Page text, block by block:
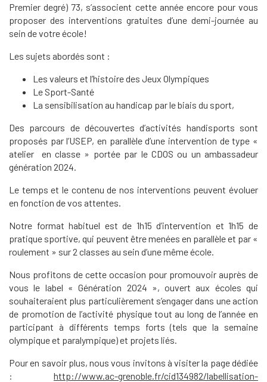
Premier degré) 73, s’associent cette année encore pour vous
proposer des interventions gratuites d’une demi-journée au
sein de votre école!
Les sujets abordés sont :
Les valeurs et l’histoire des Jeux Olympiques
Le Sport-Santé
La sensibilisation au handicap par le biais du sport,
Des parcours de découvertes d’activités handisports sont
proposés par l’USEP, en parallèle d’une intervention de type «
atelier en classe » portée par le CDOS ou un ambassadeur
génération 2024.
Le temps et le contenu de nos interventions peuvent évoluer
en fonction de vos attentes.
Notre format habituel est de 1h15 d’intervention et 1h15 de
pratique sportive, qui peuvent être menées en parallèle et par «
roulement » sur 2 classes au sein d’une même école.
Nous profitons de cette occasion pour promouvoir auprès de
vous le label « Génération 2024 », ouvert aux écoles qui
souhaiteraient plus particulièrement s’engager dans une action
de promotion de l’activité physique tout au long de l’année en
participant à différents temps forts (tels que la semaine
olympique et paralympique) et projets liés.
Pour en savoir plus, nous vous invitons à visiter la page dédiée
: http://www.ac-grenoble.fr/cid134982/labellisation-